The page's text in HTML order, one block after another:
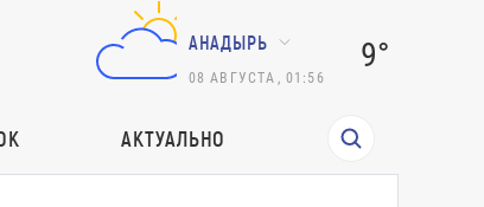
АНАДЫРЬ
08 АВГУСТА 01:56
9°
АКТУАЛЬНО